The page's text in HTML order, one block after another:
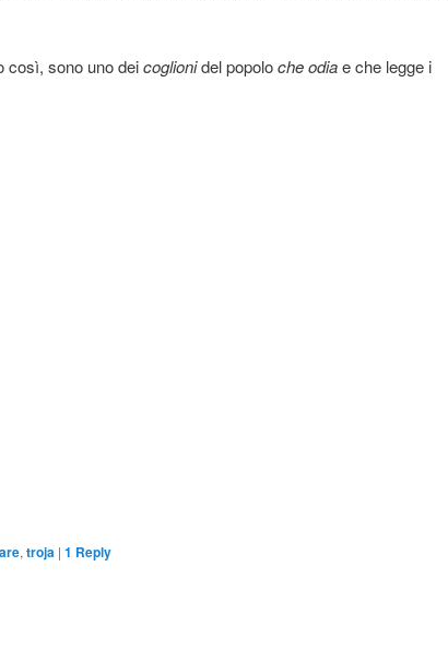
così, sono uno deicoglionidel popoloche odiae che legge i
, troja | 1 Reply